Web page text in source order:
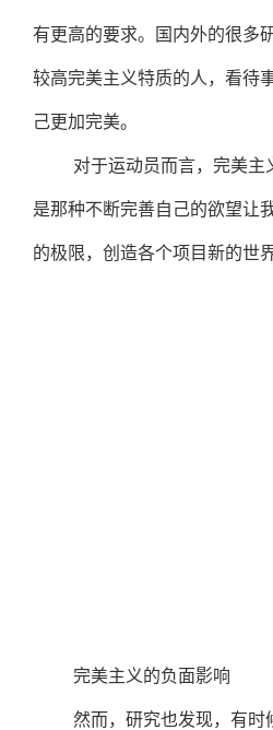
有更高的要求。国内外的很多
较高完美主义特质的人，看待
己更加完美。
对于运动员而言，完美
是那种不断完善自己的欲望让
的极限，创造各个项目新的世
完美主义的负面影响
然而，研究也发现，有时